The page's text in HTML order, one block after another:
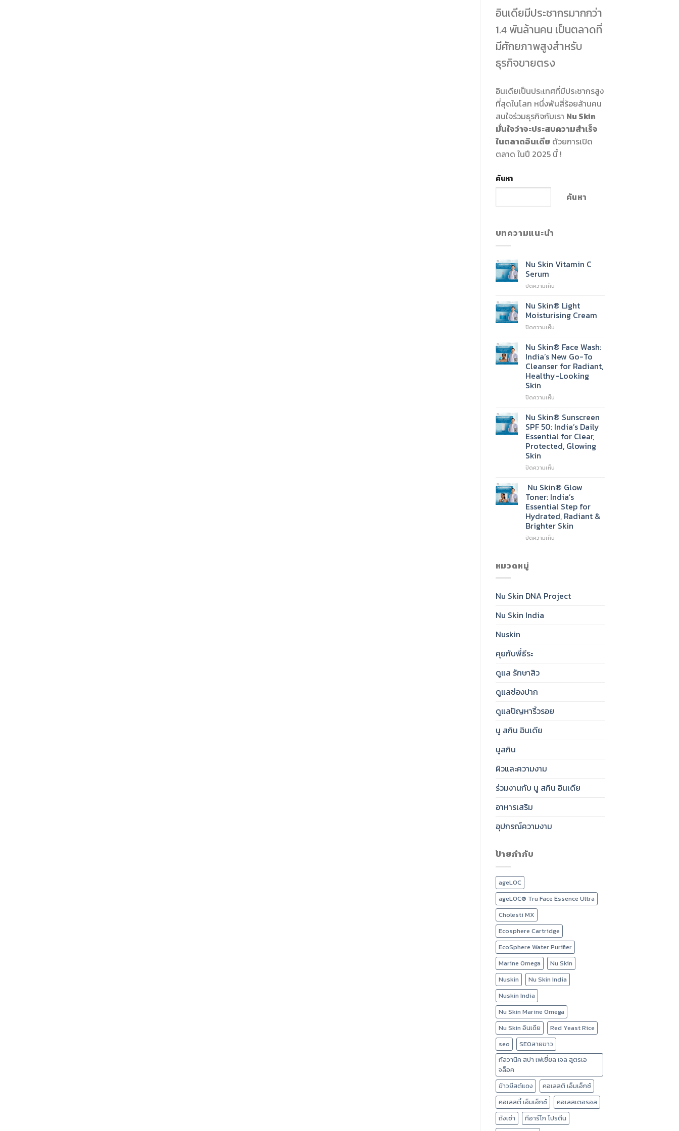
อินเดียมีประชากรมากกว่า
1.4 พันล้านคน เป็นตลาดที่
มีศักยภาพสูงสำหรับ
ธุรกิจขายตรง
อินเดียเป็นประเทศที่มีประชากรสูง
ที่สุดในโลก หนึ่งพันสี่ร้อยล้านคน
สนใจร่วมธุรกิจกับเรา Nu Skin
มั่นใจว่าจะประสบความสำเร็จ
ในตลาดอินเดีย ด้วยการเปิด
ตลาด ในปี 2025 นี้ !
ค้นหา
ค้นหา
บทความแนะนำ
Nu Skin Vitamin C
Serum
ปิดความเห็นบน
Skin
Vitamin
C
Serum
Nu Skin® Light
Moisturising Cream
ปิดความเห็นบน
Skin®
Light
Moisturising
Cream
Nu Skin® Face Wash:
India’s New Go-To
Cleanser for Radiant,
Healthy-Looking
Skin
ปิดความเห็นบน
Skin®
Face
Wash:
India’s
New
To
Radiant,
Healthy-
Looking
Skin
Nu Skin® Sunscreen
SPF 50: India’s Daily
Essential for Clear,
Protected, Glowing
Skin
ปิดความเห็นบน
Skin®
Sunscreen
SPF
50:
India’s
Daily
Essential
Nu Skin® Glow
Toner: India’s
Essential Step for
Hydrated, Radiant &
Brighter Skin
ปิดความเห็นบน
Step
หมวดหมู่
Nu Skin DNA Project
Nu Skin India
Nuskin
คุยกับพี่ธีระ
ดูแล รักษาสิว
ดูแลช่องปาก
ดูแลปัญหาริ้วรอย
นู สกิน อินเดีย
นูสกิน
ผิวและความงาม
ร่วมงานกับ นู สกิน อินเดีย
อาหารเสริม
อุปกรณ์ความงาม
ป้ายกำกับ
ageLOC
ageLOC® Tru Face Essence Ultra
Cholesti MX
Ecosphere Cartridge
EcoSphere Water Purifier
Marine Omega
Nu Skin
Nuskin
Nu Skin India
Nuskin India
Nu Skin Marine Omega
Nu Skin อินเดีย
Red Yeast Rice
seo
SEOสายขาว
กัลวานิค สปา เฟเชี่ยล เจล สูตรเอ
จล็อค
ข้าวยีสต์แดง
คอเลสติ เอ็มเอ็กซ์
คอเลสตี้ เอ็มเอ็กซ์
คอเลสเตอรอล
ถังเช่า
ทีอาร์โก โปรตีน